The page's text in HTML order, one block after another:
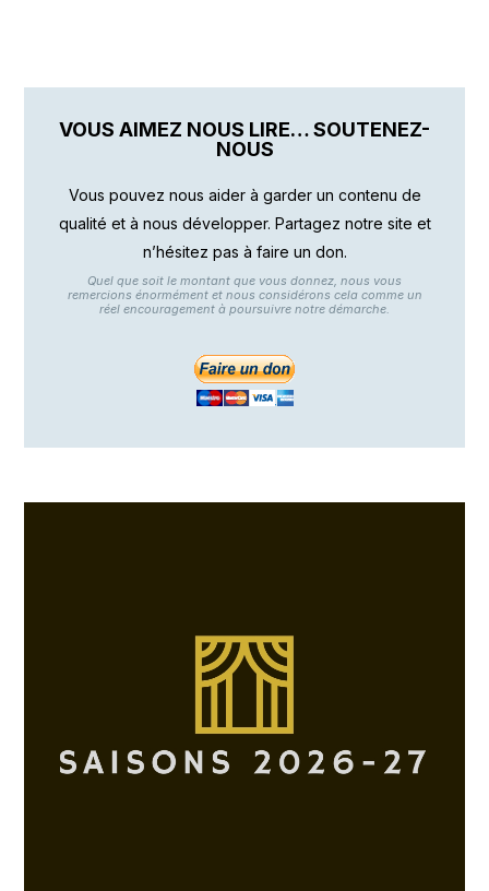
VOUS AIMEZ NOUS LIRE… SOUTENEZ-
NOUS
Vous pouvez nous aider à garder un contenu de
qualité et à nous développer. Partagez notre site et
n’hésitez pas à faire un don.
Quel que soit le montant que vous donnez, nous vous
remercions énormément et nous considérons cela comme un
réel encouragement à poursuivre notre démarche.